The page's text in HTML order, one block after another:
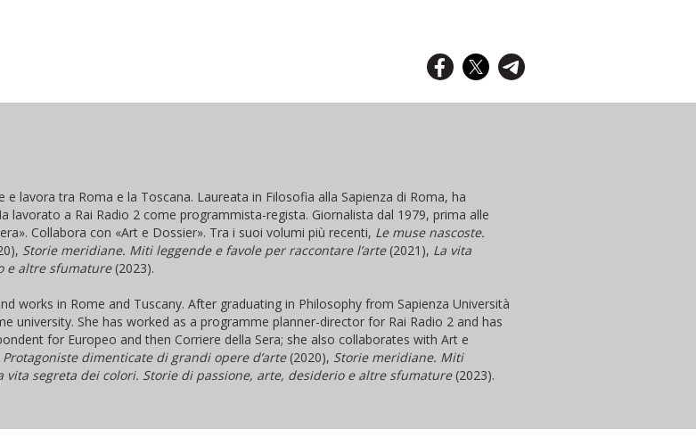
e lavora tra Roma e la Toscana. Laureata in Filosofia alla Sapienza di Roma, ha
lavorato a Rai Radio 2 come programmista-regista. Giornalista dal 1979, prima alle
Collabora con «Art e Dossier». Tra i suoi volumi più recenti, Le muse nascoste.
Storie meridiane. Miti leggende e favole per raccontare l’arte(2021), La vita
e altre sfumature(2023).
works in Rome and Tuscany. After graduating in Philosophy from Sapienza Università
university. She has worked as a programme planner-director for Rai Radio 2 and has
for Europeo and then Corriere della Sera; she also collaborates with Art e
Protagoniste dimenticate di grandi opere d’arte(2020), Storie meridiane. Miti
vita segreta dei colori. Storie di passione, arte, desiderio e altre sfumature(2023).